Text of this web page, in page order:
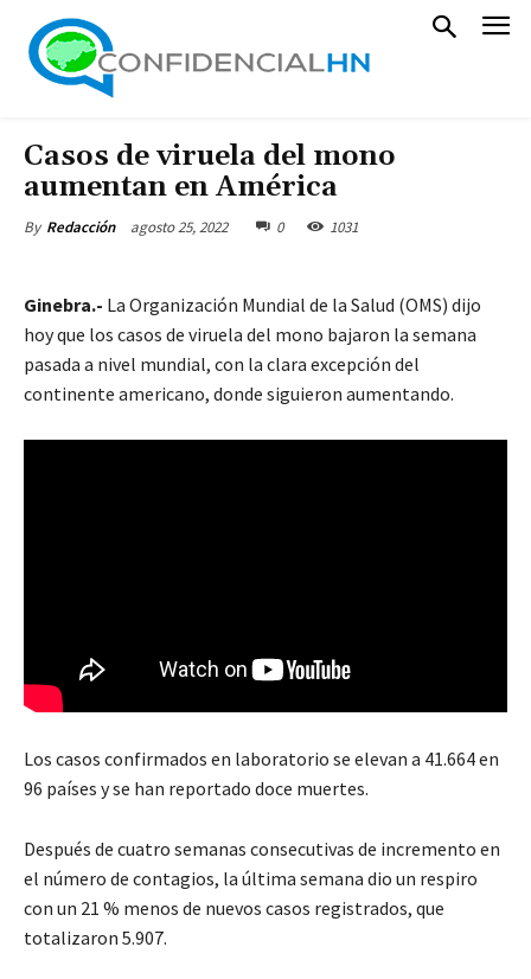
Casos de viruela del mono
aumentan en América
By Redacción agosto 25, 2022 0 1031
Ginebra.- La Organización Mundial de la Salud (OMS) dijo
hoy que los casos de viruela del mono bajaron la semana
pasada a nivel mundial, con la clara excepción del
continente americano, donde siguieron aumentando.
Los casos confirmados en laboratorio se elevan a 41.664 en
96 países y se han reportado doce muertes.
Después de cuatro semanas consecutivas de incremento en
el número de contagios, la última semana dio un respiro
con un 21 % menos de nuevos casos registrados, que
totalizaron 5.907.